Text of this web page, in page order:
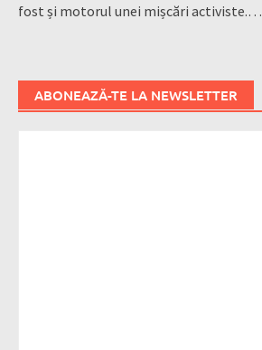
fost și motorul unei mișcări activiste.…
ABONEAZĂ-TE LA NEWSLETTER